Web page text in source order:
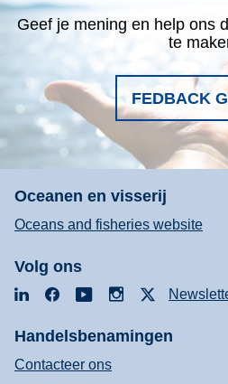
Geef je mening en help ons
te
FEDBACK
Oceanen en visserij
Oceans and fisheries website
Volg ons
LinkedInFacebookYouTubeInstagram
Handelsbenamingen
Contacteer ons